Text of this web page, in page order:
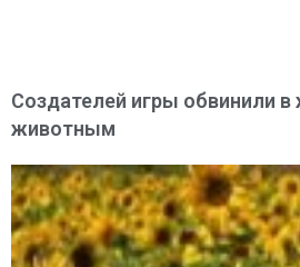
Создателей игры обвинили в
животным